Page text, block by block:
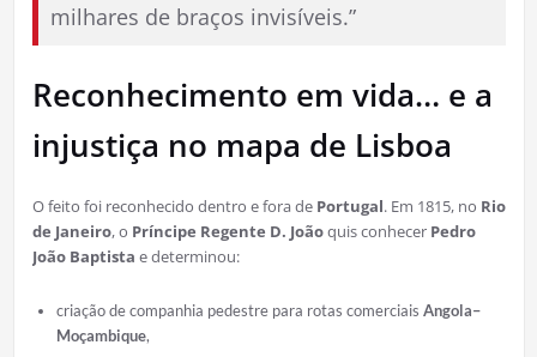
milhares de braços invisíveis.”
Reconhecimento em vida… e a
injustiça no mapa de Lisboa
O feito foi reconhecido dentro e fora de Portugal. Em 1815, no Rio
de Janeiro, o Príncipe Regente D. Joãoquis conhecer Pedro
João Baptista e determinou:
criação de companhia pedestre para rotas comerciais Angola–
Moçambique,